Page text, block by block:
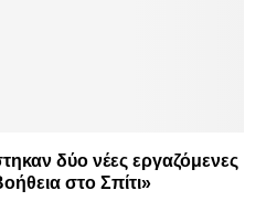
δύο νέες εργαζόμενες
στο Σπίτι»